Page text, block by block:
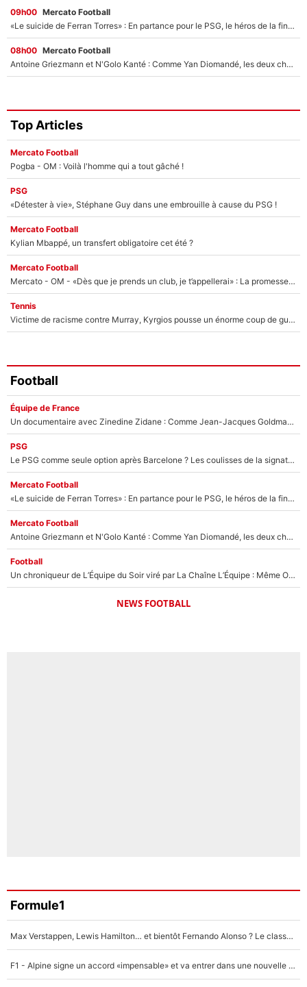
09h00 Mercato Football
«Le suicide de Ferran Torres» : En partance pour le PSG, le héros de la finale de la Coupe du monde s'attire les foudres de la presse espagnole !
08h00 Mercato Football
Antoine Griezmann et N'Golo Kanté : Comme Yan Diomandé, les deux champions du monde ont refusé de signer au PSG !
Top Articles
Mercato Football
Pogba - OM : Voilà l'homme qui a tout gâché !
PSG
«Détester à vie», Stéphane Guy dans une embrouille à cause du PSG !
Mercato Football
Kylian Mbappé, un transfert obligatoire cet été ?
Mercato Football
Mercato - OM - «Dès que je prends un club, je t’appellerai» : La promesse de Marcelino au moment de claquer la porte
Tennis
Victime de racisme contre Murray, Kyrgios pousse un énorme coup de gueule !
Football
Équipe de France
Un documentaire avec Zinedine Zidane : Comme Jean-Jacques Goldman et Mylène Farmer, le nouveau sélectionneur de l'équipe de France a recalé une journaliste très connue
PSG
Le PSG comme seule option après Barcelone ? Les coulisses de la signature historique de Lionel Messi sont révélées au grand jour !
Mercato Football
«Le suicide de Ferran Torres» : En partance pour le PSG, le héros de la finale de la Coupe du monde s'attire les foudres de la presse espagnole !
Mercato Football
Antoine Griezmann et N'Golo Kanté : Comme Yan Diomandé, les deux champions du monde ont refusé de signer au PSG !
Football
Un chroniqueur de L’Équipe du Soir viré par La Chaîne L’Équipe : Même Olivier Ménard n’avait pas pu empêcher son départ, «je l’ai appris sur Twitter, je l’ai vécu assez mal»
NEWS FOOTBALL
Formule1
Max Verstappen, Lewis Hamilton… et bientôt Fernando Alonso ? Le classement des pilotes les mieux payés en Formule 1 risque de changer !
F1 - Alpine signe un accord «impensable» et va entrer dans une nouvelle dimension : Grande nouvelle pour Pierre Gasly !